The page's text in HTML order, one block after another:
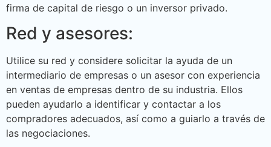
firma de capital de riesgo o un inversor privado.
Red y asesores:
Utilice su red y considere solicitar la ayuda de un
intermediario de empresas o un asesor con experiencia
en ventas de empresas dentro de su industria. Ellos
pueden ayudarlo a identificar y contactar a los
compradores adecuados, así como a guiarlo a través de
las negociaciones.